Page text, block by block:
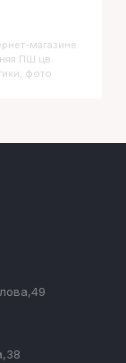
магазине
ПШ цв.
фото